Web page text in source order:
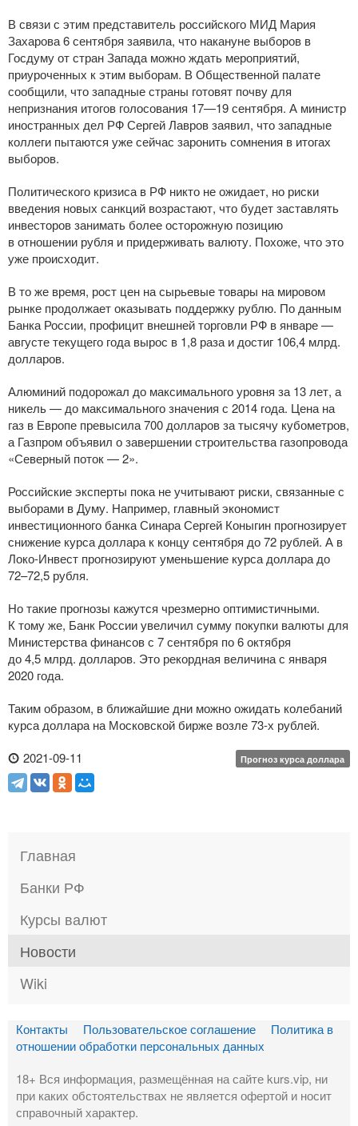
В связи с этим представитель российского МИД Мария
Захарова 6 сентября заявила, что накануне выборов в
Госдуму от стран Запада можно ждать мероприятий,
приуроченных к этим выборам. В Общественной палате
сообщили, что западные страны готовят почву для
непризнания итогов голосования 17—19 сентября. А министр
иностранных дел РФ Сергей Лавров заявил, что западные
коллеги пытаются уже сейчас заронить сомнения в итогах
выборов.
Политического кризиса в РФ никто не ожидает, но риски
введения новых санкций возрастают, что будет заставлять
инвесторов занимать более осторожную позицию
в отношении рубля и придерживать валюту. Похоже, что это
уже происходит.
В то же время, рост цен на сырьевые товары на мировом
рынке продолжает оказывать поддержку рублю. По данным
Банка России, профицит внешней торговли РФ в январе —
августе текущего года вырос в 1,8 раза и достиг 106,4 млрд.
долларов.
Алюминий подорожал до максимального уровня за 13 лет, а
никель — до максимального значения с 2014 года. Цена на
газ в Европе превысила 700 долларов за тысячу кубометров,
а Газпром объявил о завершении строительства газопровода
«Северный поток — 2».
Российские эксперты пока не учитывают риски, связанные с
выборами в Думу. Например, главный экономист
инвестиционного банка Синара Сергей Коныгин прогнозирует
снижение курса доллара к концу сентября до 72 рублей. А в
Локо-Инвест прогнозируют уменьшение курса доллара до
72–72,5 рубля.
Но такие прогнозы кажутся чрезмерно оптимистичными.
К тому же, Банк России увеличил сумму покупки валюты для
Министерства финансов с 7 сентября по 6 октября
до 4,5 млрд. долларов. Это рекордная величина с января
2020 года.
Таким образом, в ближайшие дни можно ожидать колебаний
курса доллара на Московской бирже возле73-х рублей.
2021-09-11
Прогноз курса доллара
Главная
Банки РФ
Курсы валют
Новости
Wiki
Контакты Пользовательское соглашение
Политика в
отношении обработки персональных данных
18+ Вся информация, размещённая на сайте kurs.vip, ни
при каких обстоятельствах не является офертой и носит
справочный характер.